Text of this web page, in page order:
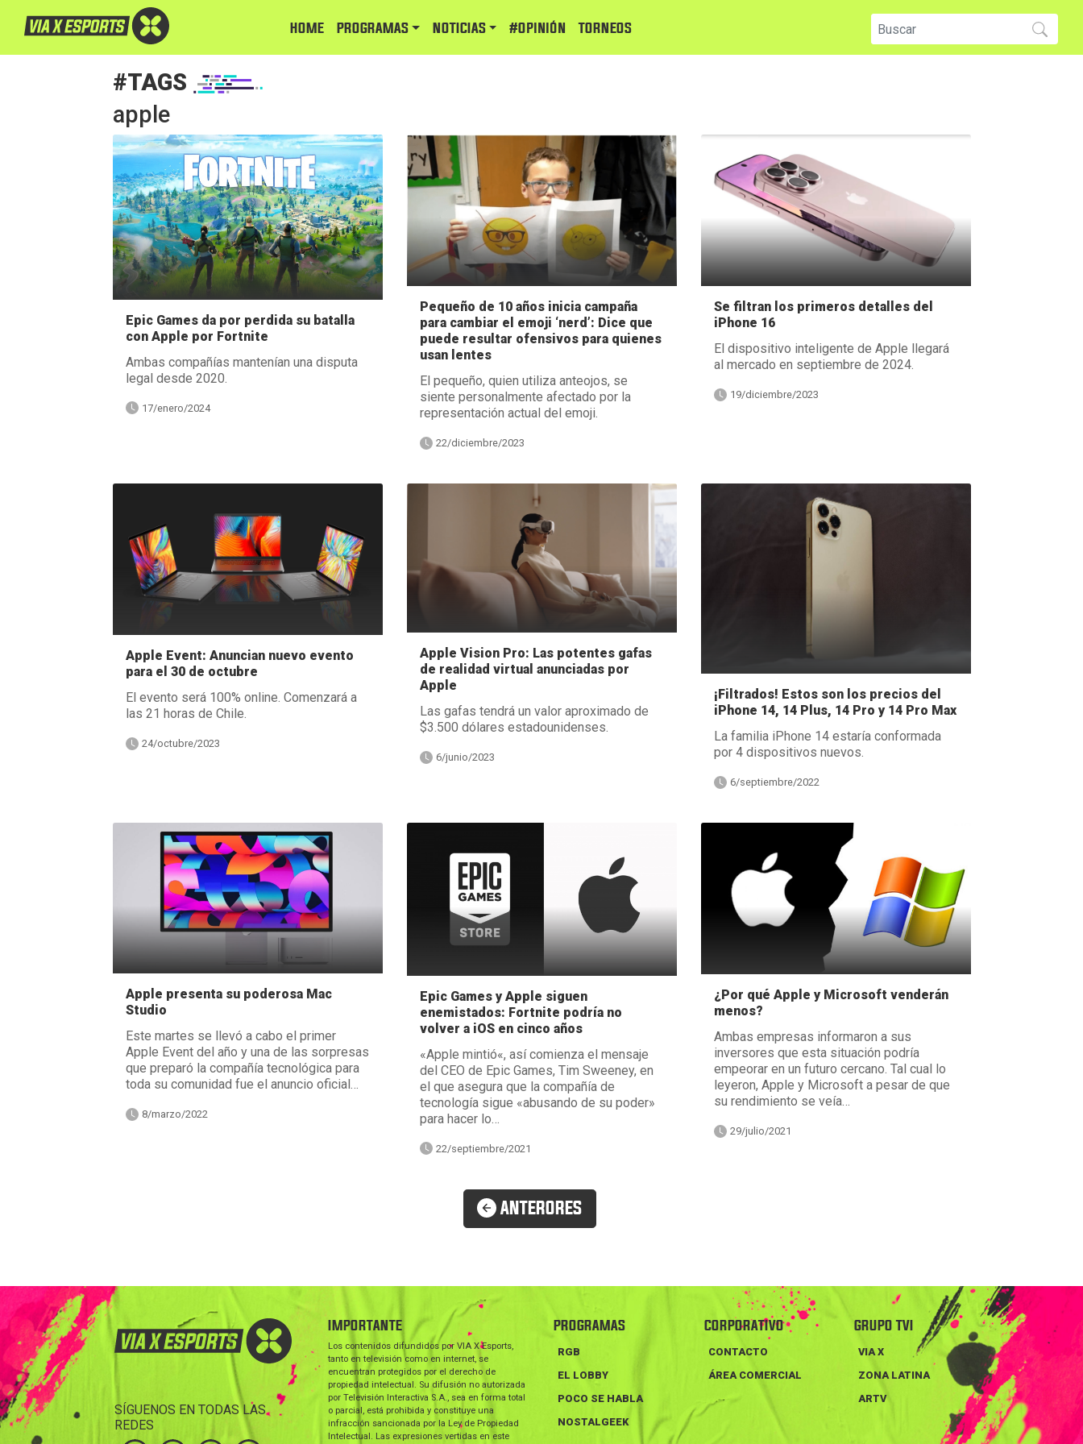
HOME PROGRAMAS NOTICIAS #Opinión TORNEOS
#TAGS
apple
Epic Games da por perdida su batalla
con Apple por Fortnite
Ambas compañías mantenían una disputa
legal desde 2020.
17/enero/2024
Pequeño de 10 años inicia campaña
para cambiar el emoji ‘nerd’: Dice que
puede resultar ofensivos para quienes
usan lentes
El pequeño, quien utiliza anteojos, se
siente personalmente afectado por la
representación actual del emoji.
22/diciembre/2023
Se filtran los primeros detalles del
iPhone 16
El dispositivo inteligente de Apple llegará
al mercado en septiembre de 2024.
19/diciembre/2023
Apple Event: Anuncian nuevo evento
para el 30 de octubre
El evento será 100% online. Comenzará a
las 21 horas de Chile.
24/octubre/2023
Apple Vision Pro: Las potentes gafas
de realidad virtual anunciadas por
Apple
Las gafas tendrá un valor aproximado de
$3.500 dólares estadounidenses.
6/junio/2023
¡Filtrados! Estos son los precios del
iPhone 14, 14 Plus, 14 Pro y 14 Pro Max
La familia iPhone 14 estaría conformada
por 4 dispositivos nuevos.
6/septiembre/2022
Apple presenta su poderosa Mac
Studio
Este martes se llevó a cabo el primer
Apple Event del año y una de las sorpresas
que preparó la compañía tecnológica para
toda su comunidad fue el anuncio oficial…
8/marzo/2022
Epic Games y Apple siguen
enemistados: Fortnite podría no
volver a iOS en cinco años
«Apple mintió«, así comienza el mensaje
del CEO de Epic Games, Tim Sweeney, en
el que asegura que la compañía de
tecnología sigue «abusando de su poder»
para hacer lo…
22/septiembre/2021
¿Por qué Apple y Microsoft venderán
menos?
Ambas empresas informaron a sus
inversores que esta situación podría
empeorar en un futuro cercano. Tal cual lo
leyeron, Apple y Microsoft a pesar de que
su rendimiento se veía…
29/julio/2021
ANTERORES
SÍGUENOS EN TODAS LAS
REDES
IMPORTANTE
Los contenidos difundidos por VIA X Esports,
tanto en televisión como en internet, se
encuentran protegidos por el derecho de
propiedad intelectual. Su difusión no autorizada
por Televisión Interactiva S.A., sea en forma total
o parcial, está prohibida y constituye una
infracción sancionada por la Ley de Propiedad
Intelectual. Las expresiones vertidas en este
PROGRAMAS
RGB
EL LOBBY
POCO SE HABLA
NOSTALGEEK
CORPORATIVO
CONTACTO
ÁREA COMERCIAL
GRUPO TVI
VIA X
ZONA LATINA
ARTV